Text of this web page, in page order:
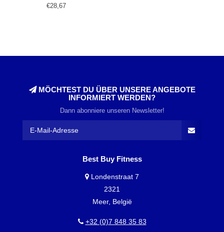
€28,67
MÖCHTEST DU ÜBER UNSERE ANGEBOTE
INFORMIERT WERDEN?
Dann abonniere unseren Newsletter!
Best Buy Fitness
Londenstraat 7
2321
Meer, België
+32 (0)7 848 35 83